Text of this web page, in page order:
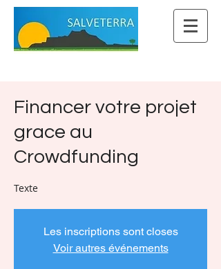
Financer votre projet
grace au
Crowdfunding
Texte
Les inscriptions sont closes
Voir autres événements